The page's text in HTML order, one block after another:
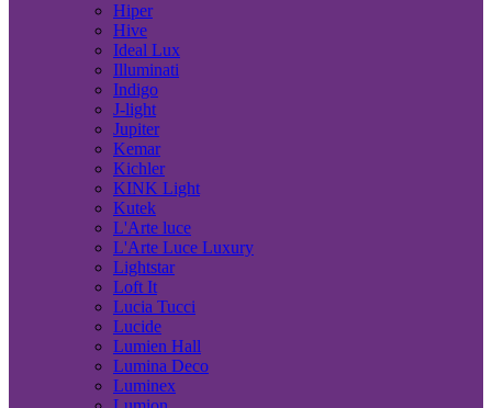
Hiper
Hive
Ideal Lux
Illuminati
Indigo
J-light
Jupiter
Kemar
Kichler
KINK Light
Kutek
L'Arte luce
L'Arte Luce Luxury
Lightstar
Loft It
Lucia Tucci
Lucide
Lumien Hall
Lumina Deco
Luminex